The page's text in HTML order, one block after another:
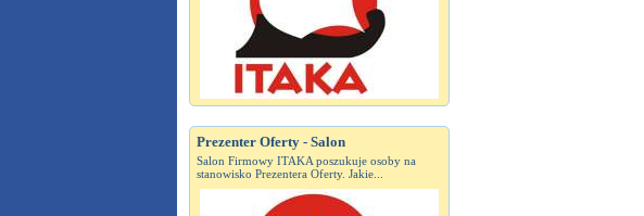
Prezenter Oferty - Salon
Salon Firmowy ITAKA poszukuje osoby na
stanowisko Prezentera Oferty. Jakie...